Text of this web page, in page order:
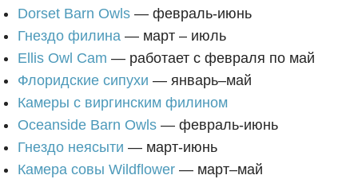
Dorset Barn Owls— февраль-июнь
Гнездо филина— март – июль
Ellis Owl Cam — работает с февраля по май
Флоридские сипухи — январь–май
Камеры с виргинским филином
Oceanside Barn Owls— февраль-июнь
Гнездо неясыти — март-июнь
Камера совы Wildflower— март–май